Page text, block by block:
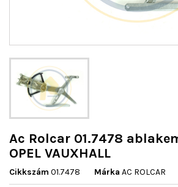
Ac Rolcar 01.7478
OPEL VAUXHALL
Cikkszám 01.7478 Márka AC ROLCAR